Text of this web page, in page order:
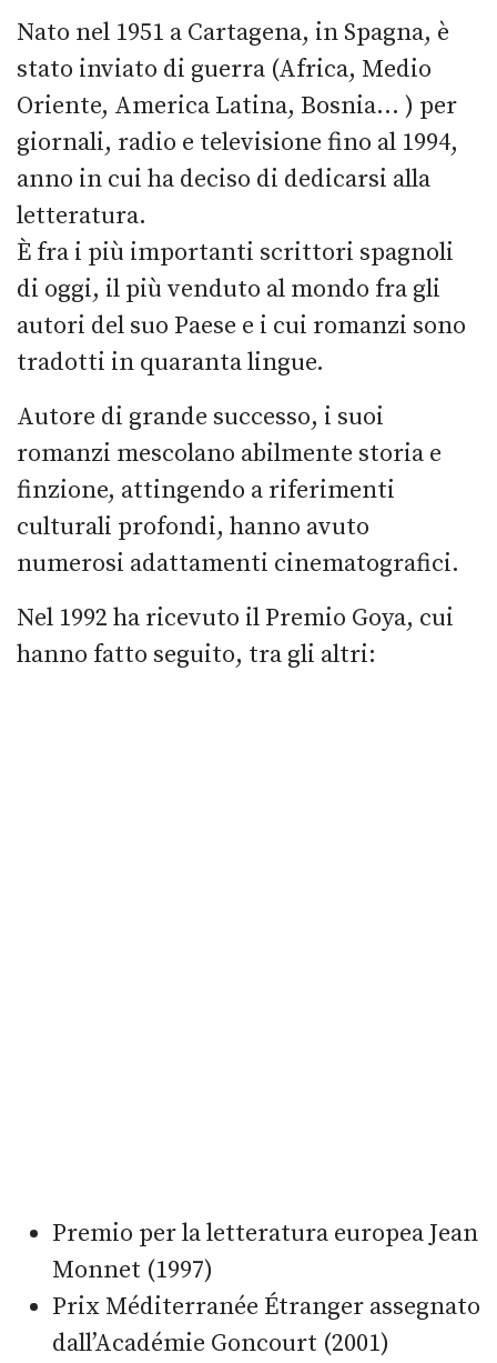
Nato nel 1951 a Cartagena, in Spagna, è
stato inviato di guerra (Africa, Medio
Oriente, America Latina, Bosnia... ) per
giornali, radio e televisione fino al 1994,
anno in cui ha deciso di dedicarsi alla
letteratura.
È fra i più importanti scrittori spagnoli
di oggi, il più venduto al mondo fra gli
autori del suo Paese e i cui romanzi sono
tradotti in quaranta lingue.
Autore di grande successo, i suoi
romanzi mescolano abilmente storia e
finzione, attingendo a riferimenti
culturali profondi, hanno avuto
numerosi adattamenti cinematografici.
Nel 1992 ha ricevuto il Premio Goya, cui
hanno fatto seguito, tra gli altri:
Premio per la letteratura europea Jean
Monnet (1997)
Prix Méditerranée Étranger assegnato
dall’Académie Goncourt (2001)